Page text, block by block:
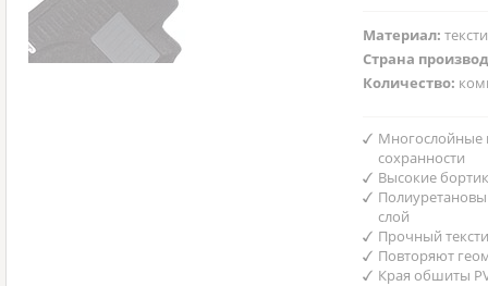
Материал:
Страна
Количество:
Многослойные
сохранности
Высокие
слой
Прочный
Повторяют
Края обшиты